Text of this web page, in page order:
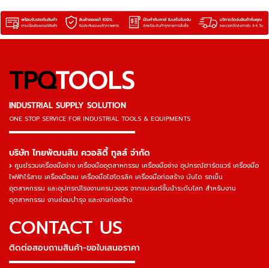
TPQTOOLS
INDUSTRIAL SUPPLY SOLUTION
ONE STOP SERVICE FOR INDUSTRIAL TOOLS & EQUIPMENTS
▬▬▬▬▬▬▬▬▬▬▬▬▬▬▬
บริษัท ไทยพัฒนสิน ควอลิตี้ ทูลส์ จำกัด
ศูนย์รวมเครื่องมือช่าง เครื่องมืออุตสาหกรรม เครื่องมือช่าง อุปกรณ์ฮาร์ดแวร์ เครื่องมือ
ไฟฟ้าไร้สาย เครื่องมือลม เครื่องมือไฮโดรลิค เครื่องมือก่อสร้าง บันได รถเข็น
อุตสาหกรรม และอุปกรณ์โรงงานครบวงจร จากแบรนด์ชั้นนำระดับโลก สำหรับงาน
อุตสาหกรรม งานซ่อมบำรุง และงานก่อสร้าง
CONTACT US
ติดต่อสอบถามสินค้า-ขอใบเสนอราคา
▬▬▬▬▬▬▬▬▬▬▬▬▬▬▬